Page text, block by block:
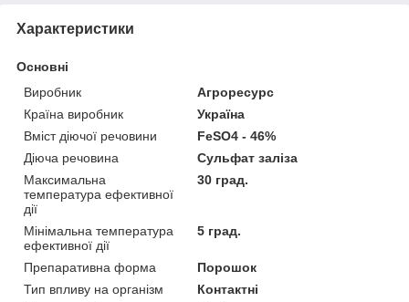
Характеристики
Основні
Виробник
Агроресурс
Країна виробник
Україна
Вміст діючої речовини
FeSO4 - 46%
Діюча речовина
Сульфат заліза
Максимальна
температура ефективної
дії
30 град.
Мінімальна температура
ефективної дії
5 град.
Препаративна форма
Порошок
Тип впливу на організм
Контактні